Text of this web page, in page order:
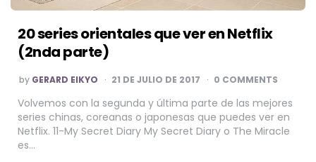
20 series orientales que ver en Netflix
(2nda parte)
POSTED
BY
by GERARD EIKYO 21 DE JULIO DE 2017 0 COMMENTS
Volvemos con la segunda y última parte de las mejores
series chinas, coreanas o japonesas que puedes ver en
Netflix. 11-My Secret Diary My Secret Diary o The Miracle
es…